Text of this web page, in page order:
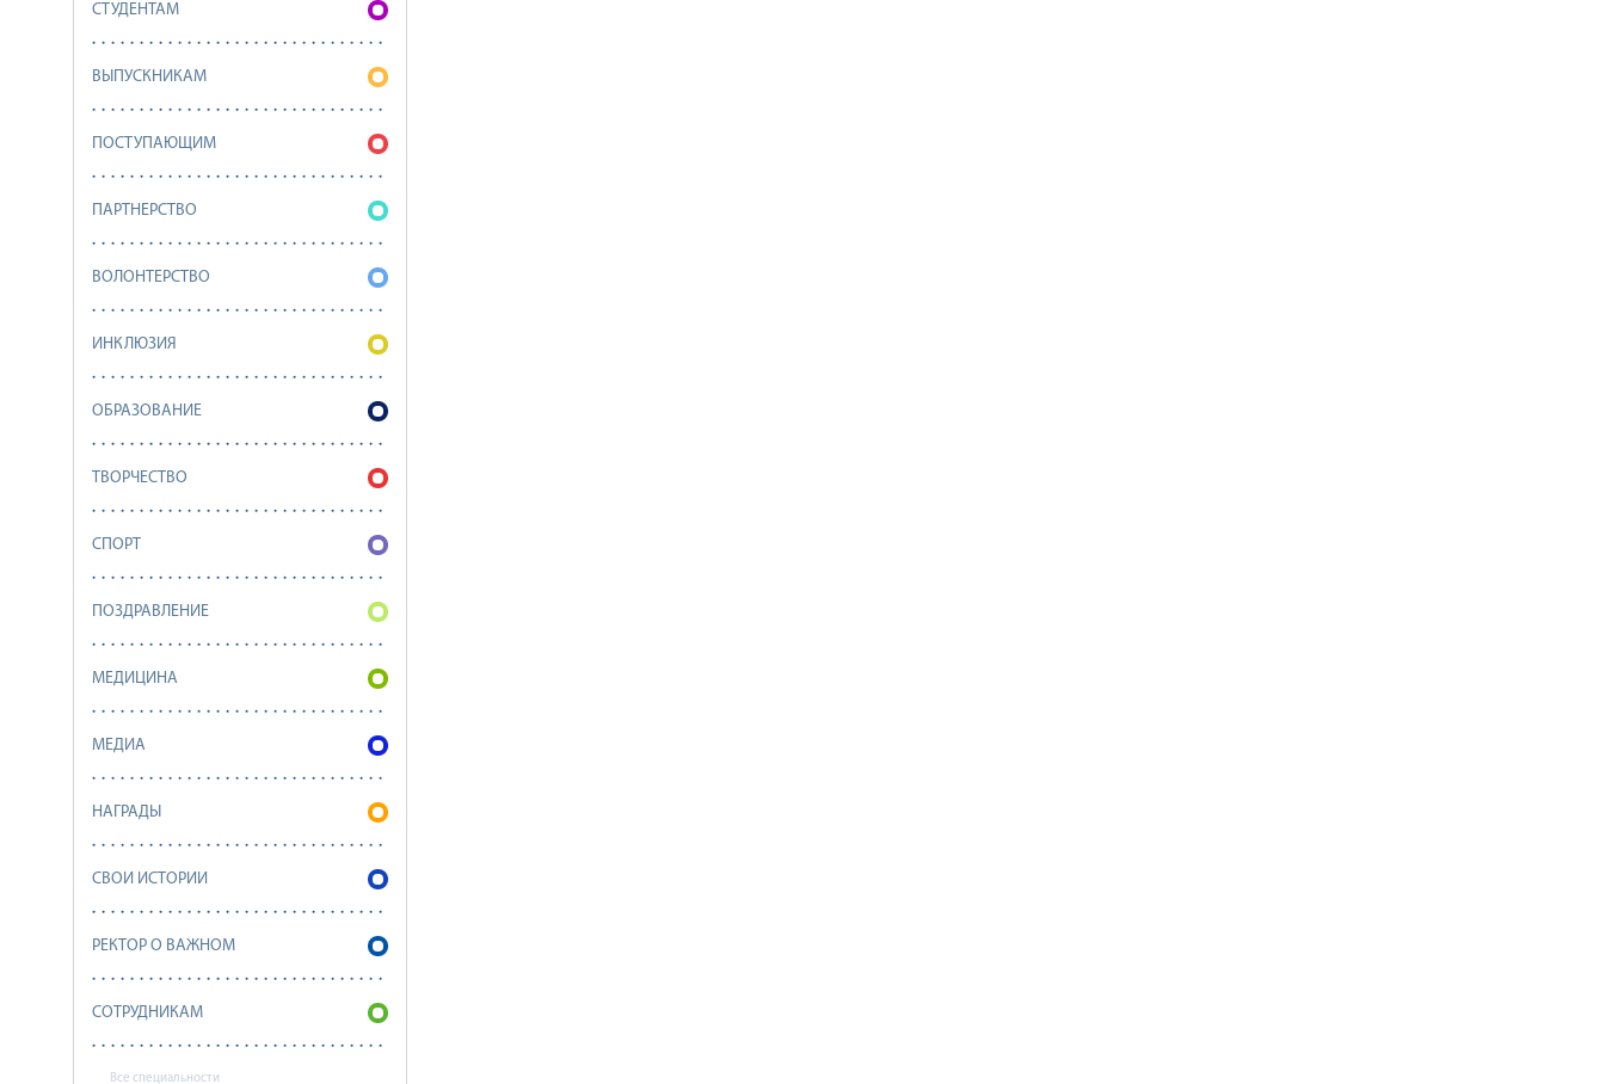
СТУДЕНТАМ
ВЫПУСКНИКАМ
ПОСТУПАЮЩИМ
ПАРТНЕРСТВО
ВОЛОНТЕРСТВО
ИНКЛЮЗИЯ
ОБРАЗОВАНИЕ
ТВОРЧЕСТВО
СПОРТ
ПОЗДРАВЛЕНИЕ
МЕДИЦИНА
МЕДИА
НАГРАДЫ
СВОИ ИСТОРИИ
РЕКТОР О ВАЖНОМ
СОТРУДНИКАМ
Все специальности